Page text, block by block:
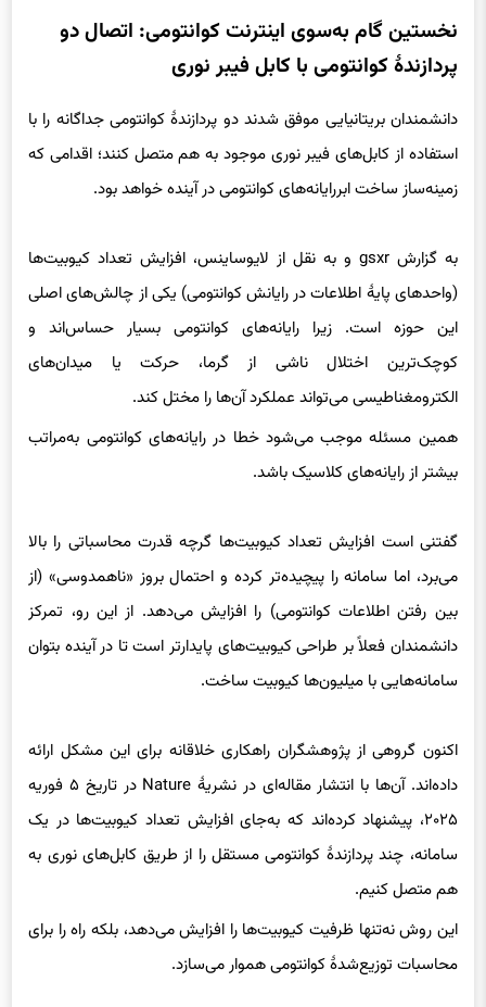
نخستین گام به‌سوی اینترنت کوانتومی: اتصال دو
پردازندهٔ کوانتومی با کابل فیبر نوری
دانشمندان بریتانیایی موفق شدند دو پردازندهٔ کوانتومی جداگانه را با
استفاده از کابل‌های فیبر نوری موجود به هم متصل کنند؛ اقدامی که
زمینه‌ساز ساخت ابررایانه‌های کوانتومی در آینده خواهد بود.
به گزارش gsxr و به نقل از لایوساینس، افزایش تعداد کیوبیت‌ها
(واحدهای پایهٔ اطلاعات در رایانش کوانتومی) یکی از چالش‌های اصلی
این حوزه است. زیرا رایانه‌های کوانتومی بسیار حساس‌اند و
کوچک‌ترین اختلال ناشی از گرما، حرکت یا میدان‌های
الکترومغناطیسی می‌تواند عملکرد آن‌ها را مختل کند.
همین مسئله موجب می‌شود خطا در رایانه‌های کوانتومی به‌مراتب
بیشتر از رایانه‌های کلاسیک باشد.
گفتنی است افزایش تعداد کیوبیت‌ها گرچه قدرت محاسباتی را بالا
می‌برد، اما سامانه را پیچیده‌تر کرده و احتمال بروز «ناهمدوسی» (از
بین رفتن اطلاعات کوانتومی) را افزایش می‌دهد. از این رو، تمرکز
دانشمندان فعلاً بر طراحی کیوبیت‌های پایدارتر است تا در آینده بتوان
سامانه‌هایی با میلیون‌ها کیوبیت ساخت.
اکنون گروهی از پژوهشگران راهکاری خلاقانه برای این مشکل ارائه
داده‌اند. آن‌ها با انتشار مقاله‌ای در نشریهٔ Nature در تاریخ ۵ فوریه
۲۰۲۵، پیشنهاد کرده‌اند که به‌جای افزایش تعداد کیوبیت‌ها در یک
سامانه، چند پردازندهٔ کوانتومی مستقل را از طریق کابل‌های نوری به
هم متصل کنیم.
این روش نه‌تنها ظرفیت کیوبیت‌ها را افزایش می‌دهد، بلکه راه را برای
محاسبات توزیع‌شدهٔ کوانتومی هموار می‌سازد.